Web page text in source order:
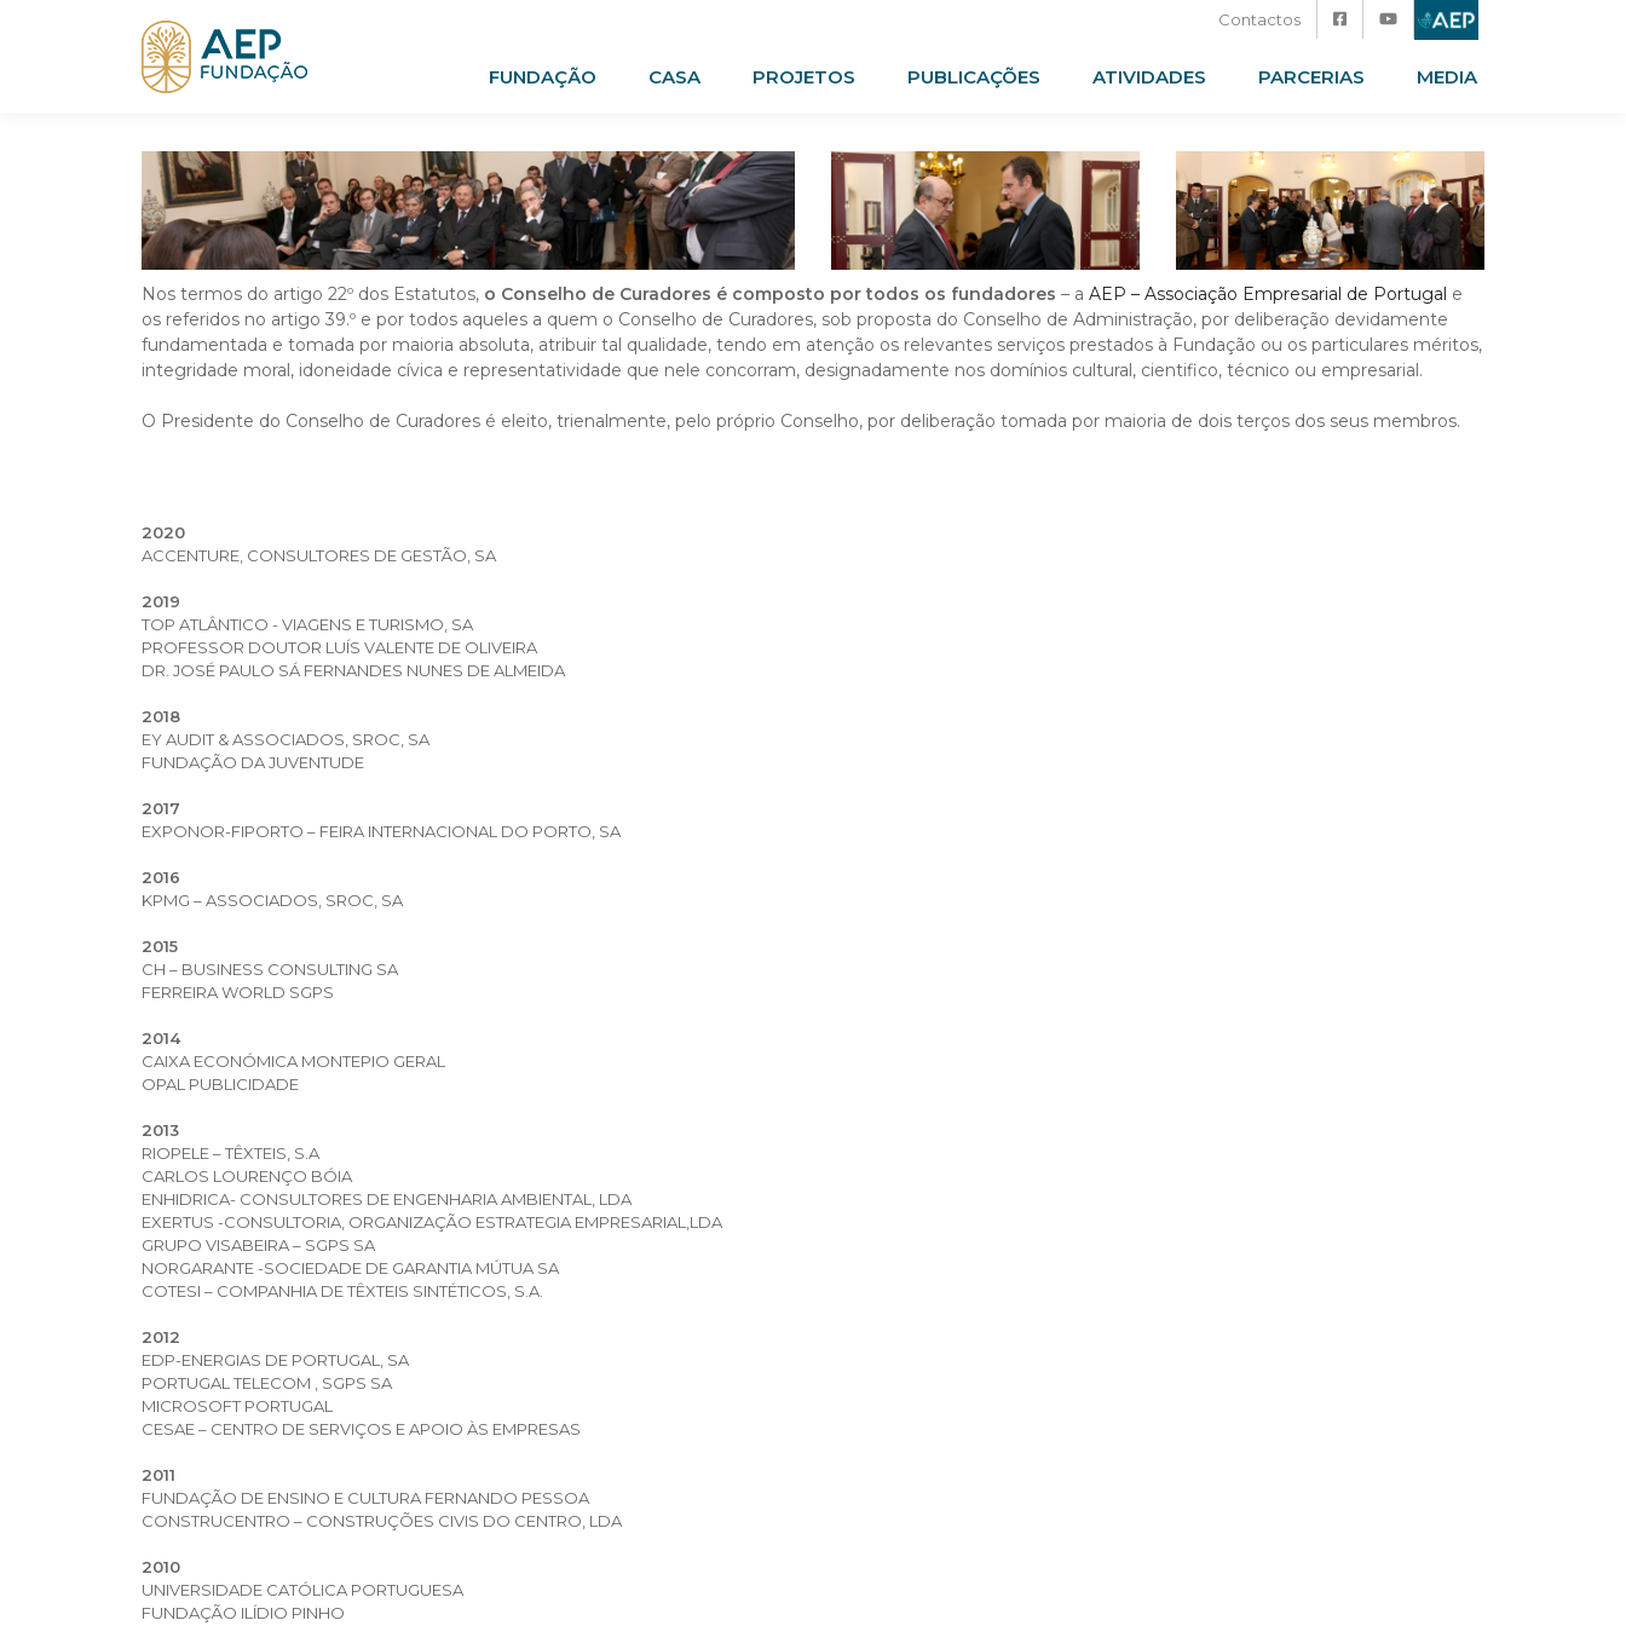
Contactos
FUNDAÇÃO CASA PROJETOS PUBLICAÇÕES ATIVIDADES PARCERIAS MEDIA
Nos termos do artigo 22º dos Estatutos, o Conselho de Curadores é composto por todos os fundadores – a AEP – Associação Empresarial de Portugal e
os referidos no artigo 39.º e por todos aqueles a quem o Conselho de Curadores, sob proposta do Conselho de Administração, por deliberação devidamente
fundamentada e tomada por maioria absoluta, atribuir tal qualidade, tendo em atenção os relevantes serviços prestados à Fundação ou os particulares méritos,
integridade moral, idoneidade cívica e representatividade que nele concorram, designadamente nos domínios cultural, cientifico, técnico ou empresarial.
O Presidente do Conselho de Curadores é eleito, trienalmente, pelo próprio Conselho, por deliberação tomada por maioria de dois terços dos seus membros.
2020
ACCENTURE, CONSULTORES DE GESTÃO, SA
2019
TOP ATLÂNTICO - VIAGENS E TURISMO, SA
PROFESSOR DOUTOR LUÍS VALENTE DE OLIVEIRA
DR. JOSÉ PAULO SÁ FERNANDES NUNES DE ALMEIDA
2018
EY AUDIT & ASSOCIADOS, SROC, SA
FUNDAÇÃO DA JUVENTUDE
2017
EXPONOR-FIPORTO – FEIRA INTERNACIONAL DO PORTO, SA
2016
KPMG – ASSOCIADOS, SROC, SA
2015
CH – BUSINESS CONSULTING SA
FERREIRA WORLD SGPS
2014
CAIXA ECONÓMICA MONTEPIO GERAL
OPAL PUBLICIDADE
2013
RIOPELE – TÊXTEIS, S.A
CARLOS LOURENÇO BÓIA
ENHIDRICA- CONSULTORES DE ENGENHARIA AMBIENTAL, LDA
EXERTUS -CONSULTORIA, ORGANIZAÇÃO ESTRATEGIA EMPRESARIAL,LDA
GRUPO VISABEIRA – SGPS SA
NORGARANTE -SOCIEDADE DE GARANTIA MÚTUA SA
COTESI – COMPANHIA DE TÊXTEIS SINTÉTICOS, S.A.
2012
EDP-ENERGIAS DE PORTUGAL, SA
PORTUGAL TELECOM , SGPS SA
MICROSOFT PORTUGAL
CESAE – CENTRO DE SERVIÇOS E APOIO ÀS EMPRESAS
2011
FUNDAÇÃO DE ENSINO E CULTURA FERNANDO PESSOA
CONSTRUCENTRO – CONSTRUÇÕES CIVIS DO CENTRO, LDA
2010
UNIVERSIDADE CATÓLICA PORTUGUESA
FUNDAÇÃO ILÍDIO PINHO